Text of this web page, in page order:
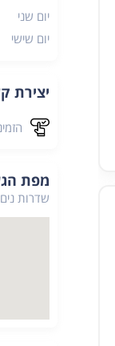
יום שני
יום שישי
יצירת
מפת
שדרות נים 2, ראשון לציון